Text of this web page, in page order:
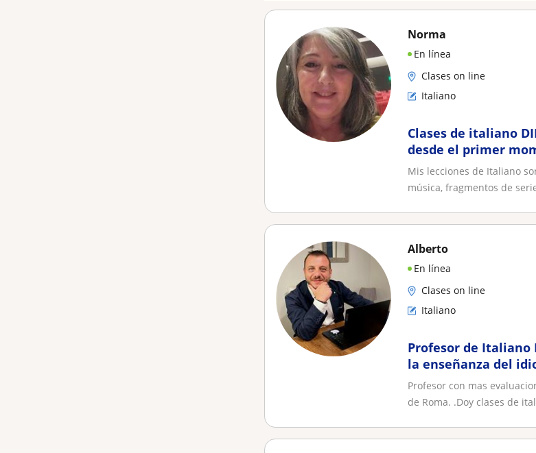
Norma
En línea
Clases on line
Italiano
Clases de italiano
desde el primer
tiempo como un
Mis lecciones de Italiano
música, fragmentos de
Alberto
En línea
Clases on line
Italiano
Profesor de Italiano
la enseñanza del
Profesor con mas
de Roma. .Doy clases de